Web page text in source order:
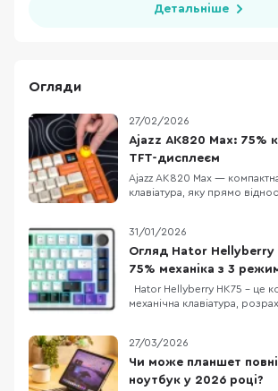
Детальніше
Огляди
27/02/2026
Ajazz AK820 Max: 75%
TFT-дисплеєм
Ajazz AK820 Max —
клавіатура, яку прямо
живлення та три режими
(дротовий, Bluetooth 5.0 і
версії з помітним
31/01/2026
Огляд Hator Hellyberry
75% механіка з 3
підключення
механічна клавіатура,
Mechanical Linear, які
заводі. Це забезпечує
хід клавіш та блискавичний
27/03/2026
Чи може планшет
ноутбук у 2026 році?